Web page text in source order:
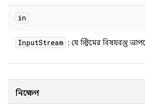
in
InputStream : যে স্ট্রিমের বিষয়বস্তু
নিক্ষেপ